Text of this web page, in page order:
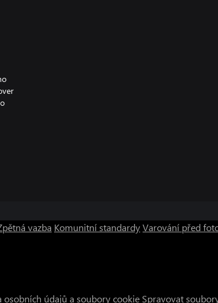
vazba Komunitní standardyVarování před
osobních údajů a soubory cookie Spravovat